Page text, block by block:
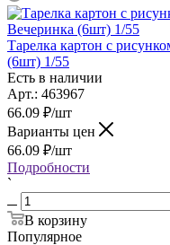
Тарелка картон с
(6шт) 1/55
Есть в наличии
Арт.: 463967
66.09 ₽/шт
Варианты цен
66.09 ₽/шт
Подробности
`
В корзину
Популярное